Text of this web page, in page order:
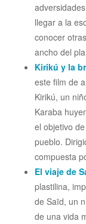
llegar a la
conocer
ancho del
Kirikú y la
este film de
Kirikú, un
Karaba
el objetivo
pueblo.
compuesta
El viaje de
plastilina,
de Saïd, un
de una vida